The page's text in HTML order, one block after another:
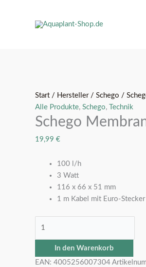
Start / Hersteller/ Schego /
Alle Produkte, Schego, Technik
Schego
19,99 €
100 l/h
3 Watt
116 x 66 x 51 mm
1 m Kabel mit Euro-Stecker
Membranpumpe
"prima"
Menge
In den Warenkorb
EAN: 4005256007304